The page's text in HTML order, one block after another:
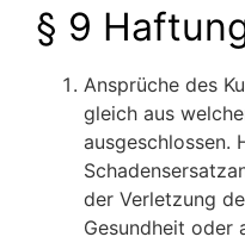
§ 9
Ansprüche des
gleich aus
ausgeschlossen.
der Verletzung
Gesundheit oder